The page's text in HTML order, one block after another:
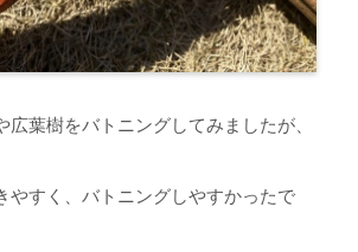
広葉樹をバトニングしてみましたが、
やすく、バトニングしやすかったで